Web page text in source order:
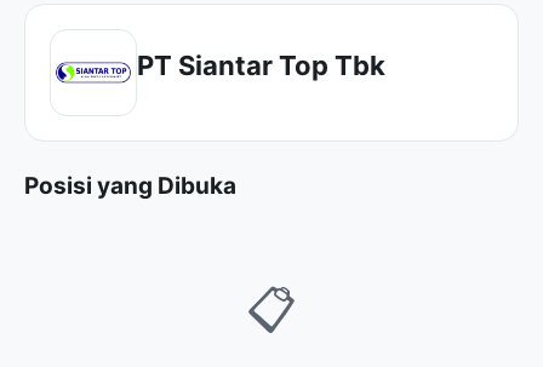
PT Siantar Top Tbk
Posisi yang Dibuka
📋